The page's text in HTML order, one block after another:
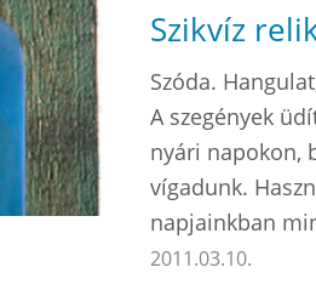
Szikvíz
Szóda.
A szegények
nyári napokon,
vígadunk.
napjainkban
2011.03.10.